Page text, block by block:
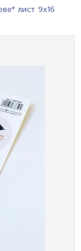
лист 9х16